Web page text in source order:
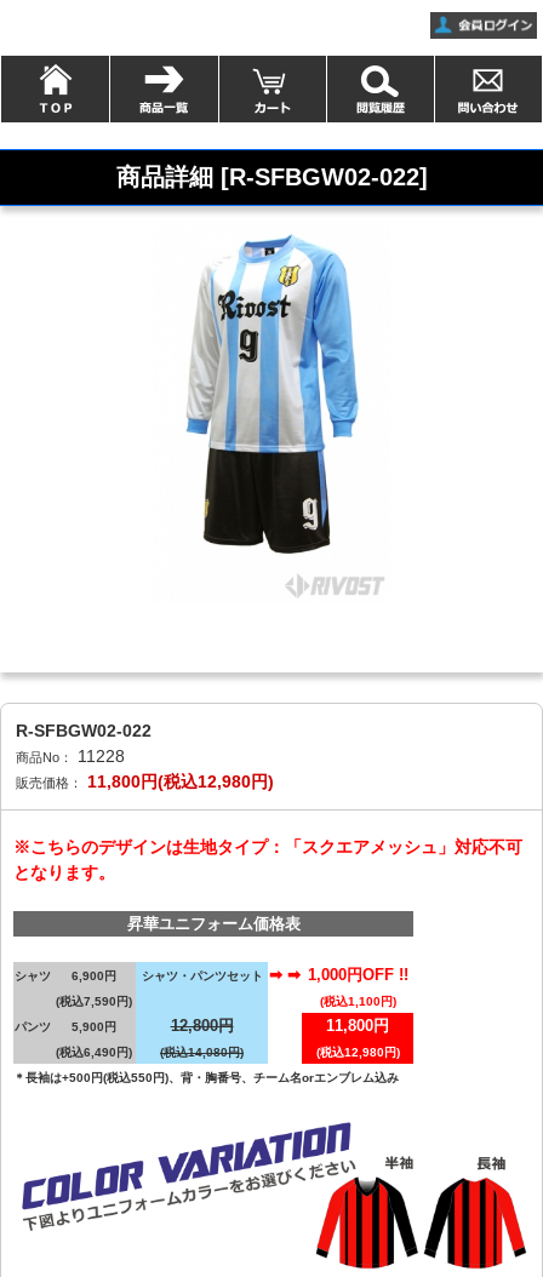
商品詳細 [R-SFBGW02-022]
R-SFBGW02-022
商品No： 11228
販売価格： 11,800円(税込12,980円)
※こちらのデザインは生地タイプ：「スクエアメッシュ」対応不可
となります。
昇華ユニフォーム価格表
シャツ
6,900円
(税込7,590円)
シャツ・パンツセット ➡ ➡ 1,000円OFF !!
(税込1,100円)
パンツ
5,900円
(税込6,490円)
12,800円
(税込14,080円)
11,800円
(税込12,980円)
＊長袖は+500円(税込550円)、背・胸番号、チーム名orエンブレム込み